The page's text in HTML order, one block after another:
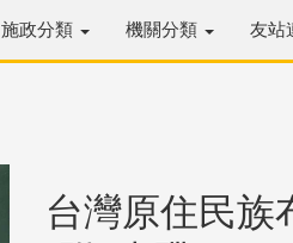
施政分類 機關分類 友站
台灣原住民族